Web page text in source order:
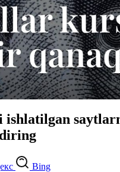
ishlatilgan
Bing